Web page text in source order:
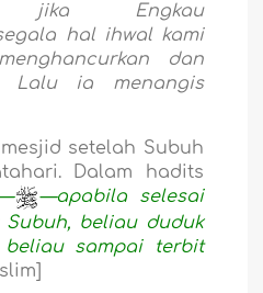
jika Engkau
hal ihwal kami
dan
Lalu ia menangis
setelah Subuh
Dalam hadits
—apabila selesai
beliau duduk
sampai terbit